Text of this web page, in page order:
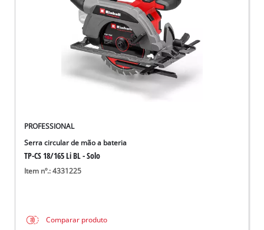
PROFESSIONAL
Serra circular de mão a bateria
TP-CS 18/165 Li BL - Solo
Item nº.: 4331225
Comparar produto